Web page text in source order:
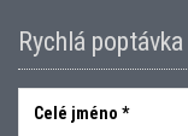
Rychlá poptávka